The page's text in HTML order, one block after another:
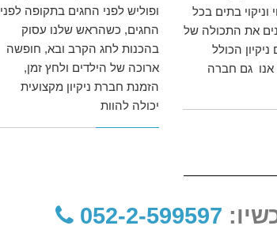
וניקוי בתים בכל
את התכולה של
הכולל
אנו גם חברה
ופוליש לפני החגים בתקופה לפני
החגים, כשהראש שלנו עסוק
בהכנות לחג הקרב ובא, חופשה
ארוכה של הילדים ולחץ זמן,
הזמנת חברת ניקיון מקצועית
יכולה להוות